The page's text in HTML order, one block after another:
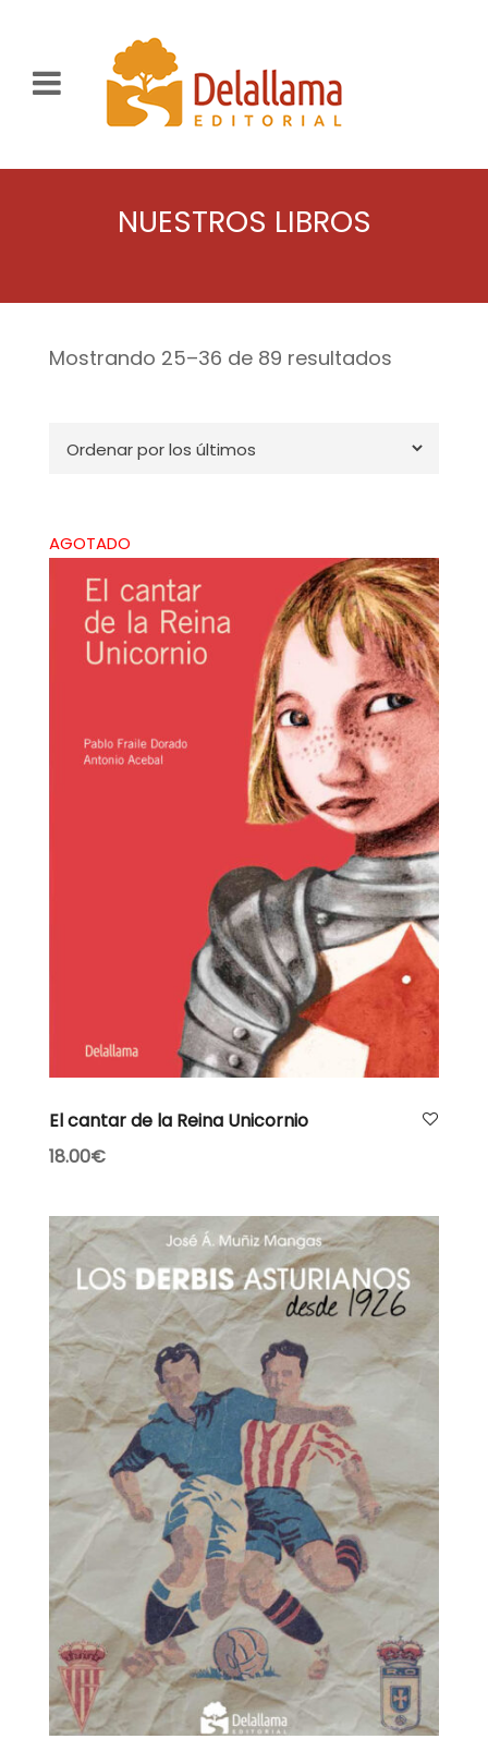
NUESTROS LIBROS
Mostrando 25–36 de 89 resultados
AGOTADO
Leer más
El cantar de la Reina Unicornio
18.00€